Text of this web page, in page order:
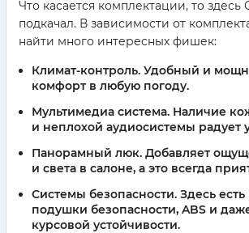
Что касается комплектации, то здесь
подкачал. В зависимости от
найти много интересных фишек:
Климат-контроль. Удобный и
комфорт в любую погоду.
Мультимедиа система. Наличие
и неплохой аудиосистемы радует
Панорамный люк. Добавляет
и света в салоне, а это всегда
Системы безопасности. Здесь
подушки безопасности, ABS и
курсовой устойчивости.